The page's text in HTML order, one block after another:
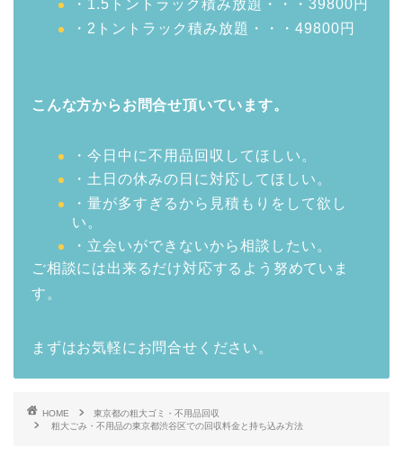
・1.5トントラック積み放題・・・39800円
・2トントラック積み放題・・・49800円
こんな方からお問合せ頂いています。
・今日中に不用品回収してほしい。
・土日の休みの日に対応してほしい。
・量が多すぎるから見積もりをして欲し
い。
・立会いができないから相談したい。
ご相談には出来るだけ対応するよう努めていま
す。
まずはお気軽にお問合せください。
HOME
東京都の粗大ゴミ・不用品回収
粗大ごみ・不用品の東京都渋谷区での回収料金と持ち込み方法